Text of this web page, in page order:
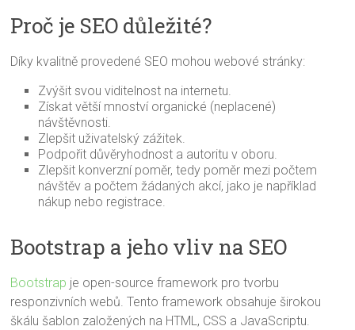
Proč je SEO důležité?
Díky kvalitně provedené SEO mohou webové stránky:
Zvýšit svou viditelnost na internetu.
Získat větší mnoství organické (neplacené)
návštěvnosti.
Zlepšit uživatelský zážitek.
Podpořit důvěryhodnost a autoritu v oboru.
Zlepšit konverzní poměr, tedy poměr mezi počtem
návštěv a počtem žádaných akcí, jako je například
nákup nebo registrace.
Bootstrap a jeho vliv na SEO
Bootstrap je open-source framework pro tvorbu
responzivních webů. Tento framework obsahuje širokou
škálu šablon založených na HTML, CSS a JavaScriptu.